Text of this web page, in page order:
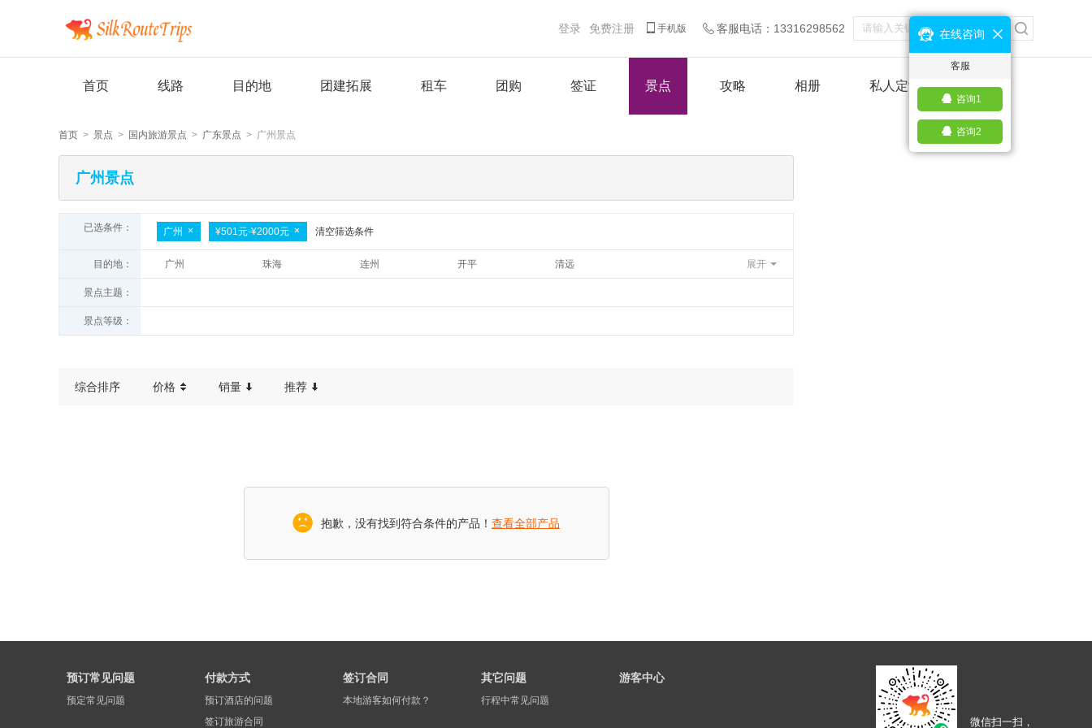
登录 免费注册 手机版 客服电话：13316298562
首页 线路 目的地 团建拓展 租车 团购 签证 景点 攻略 相册 私人定制
首页 > 景点 > 国内旅游景点 > 广东景点 > 广州景点
广州景点
已选条件： 广州 ¥501元-¥2000元 清空筛选条件
目的地： 广州 珠海 连州 开平
清远
展开
景点主题：
景点等级：
综合排序 价格 销量 推荐
抱歉，没有找到符合条件的产品！ 查看全部产品
预订常见问题
预定常见问题
付款方式
预订酒店的问题
签订旅游合同
签订合同
本地游客如何付款？
其它问题
行程中常见问题
游客中心
微信扫一扫，
在线咨询
客服
咨询1
咨询2